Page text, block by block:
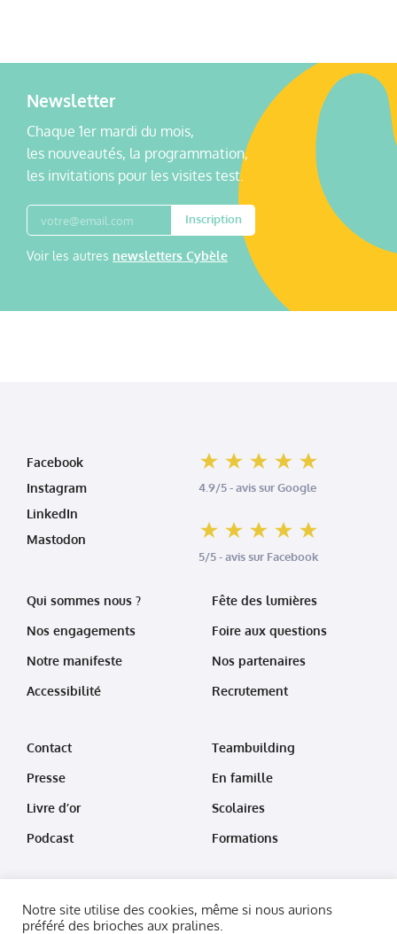
Newsletter
Chaque 1er mardi du mois,
les nouveautés, la programmation,
les invitations pour les visites test.
Inscription
Voir les autres newsletters Cybèle
Qui sommes nous ?
Nos engagements
Notre manifeste
Accessibilité
Fête des lumières
Foire aux questions
Nos partenaires
Recrutement
Contact
Presse
Livre d’or
Podcast
Teambuilding
En famille
Scolaires
Formations
4.9/5 - avis sur Google
5/5 - avis sur Facebook
Facebook
Instagram
LinkedIn
Mastodon
Notre site utilise des cookies, même si nous aurions
préféré des brioches aux pralines.